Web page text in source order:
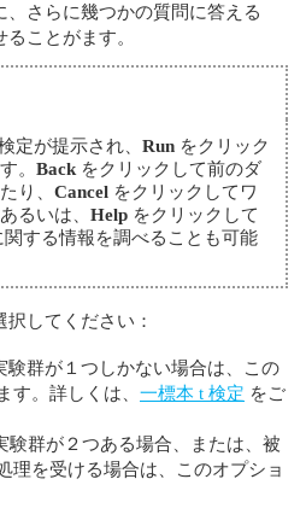
さらに幾つかの質問に答える
ことがます。
定が提示され、 Run をクリック
。 Back をクリックして前のダ
り、 Cancel をクリックしてワ
るいは、 Help をクリックして
関する情報を調べることも可能
してください：
験群が１つしかない場合は、この
す。詳しくは、 一標本 t 検定 をご
験群が２つある場合、または、被
理を受ける場合は、このオプショ